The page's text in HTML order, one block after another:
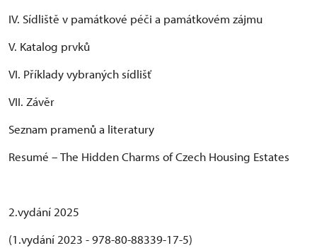
IV. Sídliště v památkové péči a památkovém zájmu
V. Katalog prvků
VI. Příklady vybraných sídlišť
VII. Závěr
Seznam pramenů a literatury
Resumé – The Hidden Charms of Czech Housing Estates
2.vydání 2025
(1.vydání 2023 - 978-80-88339-17-5)